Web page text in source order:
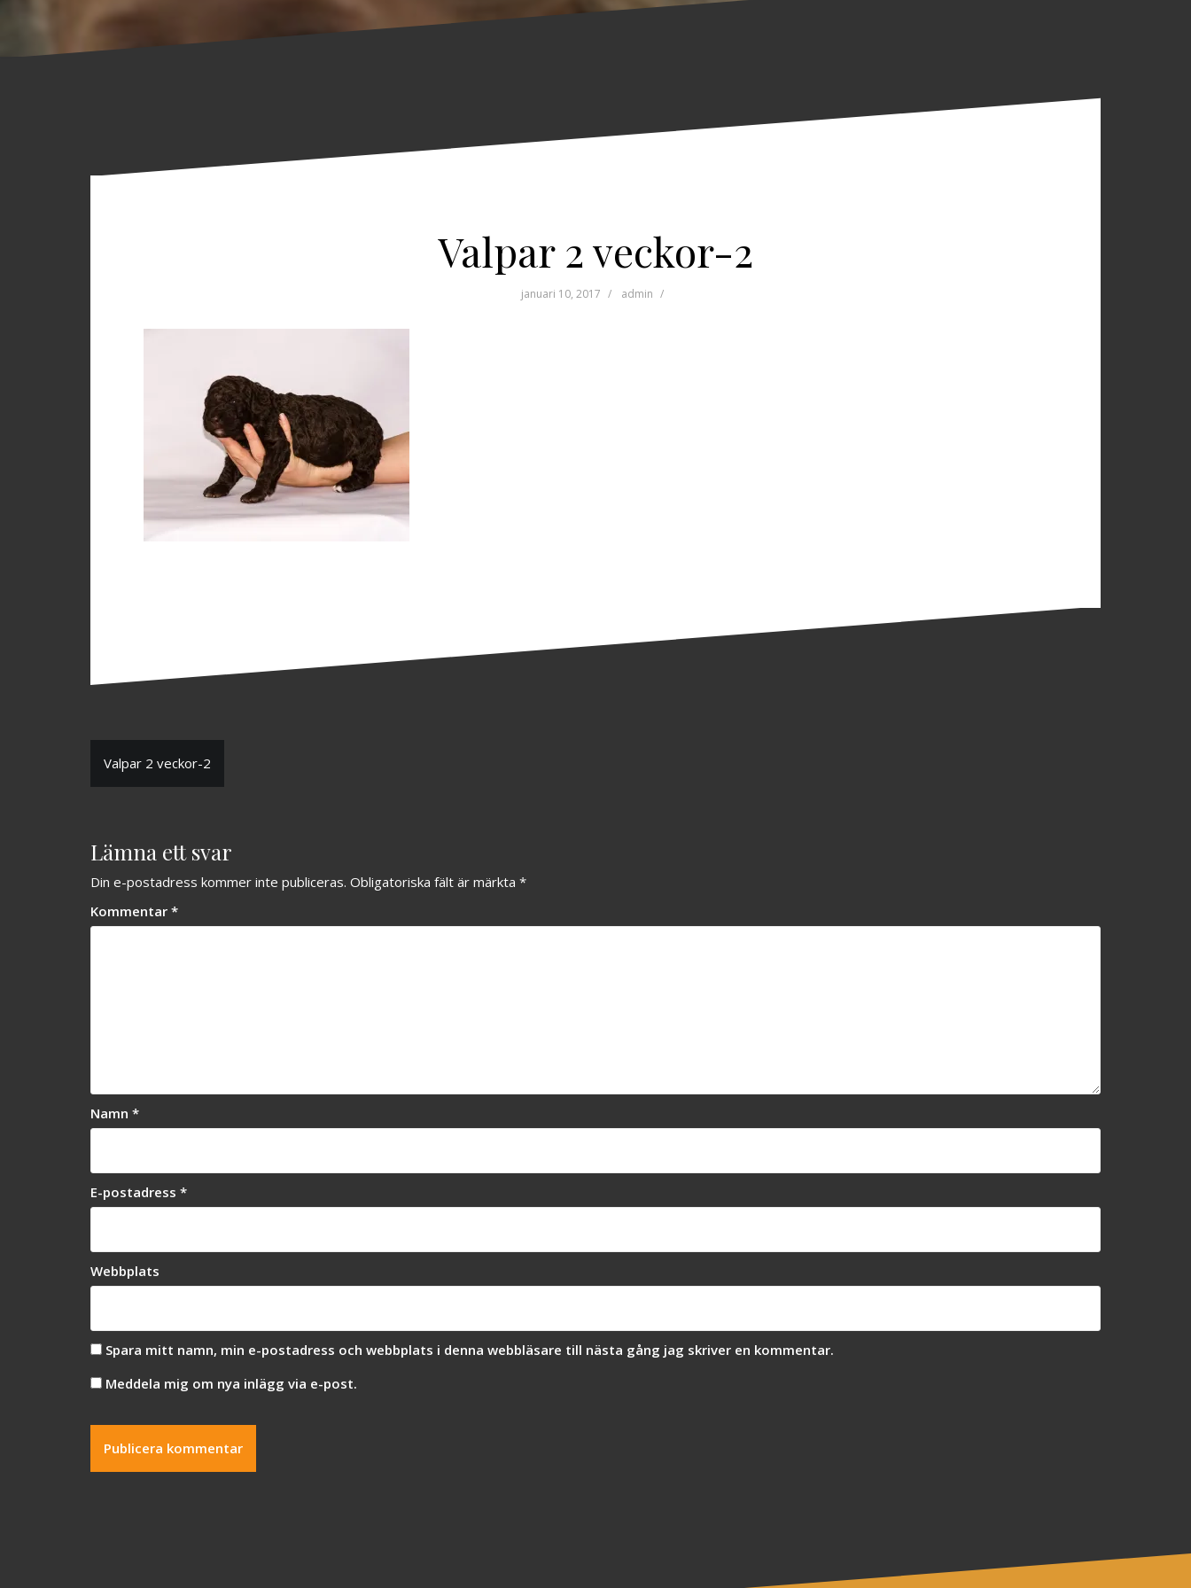
Valpar 2 veckor-2
januari 10, 2017 admin
Inläggsnavigering
Valpar 2 veckor-2
Lämna ett svar
Din e-postadress kommer inte publiceras. Obligatoriska fält är märkta *
Kommentar *
Namn *
E-postadress *
Webbplats
Spara mitt namn, min e-postadress och webbplats i denna webbläsare till nästa gång jag skriver en kommentar.
Meddela mig om nya inlägg via e-post.